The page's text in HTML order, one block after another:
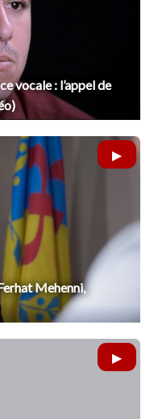
vocale : l’appel de
Mehenni,